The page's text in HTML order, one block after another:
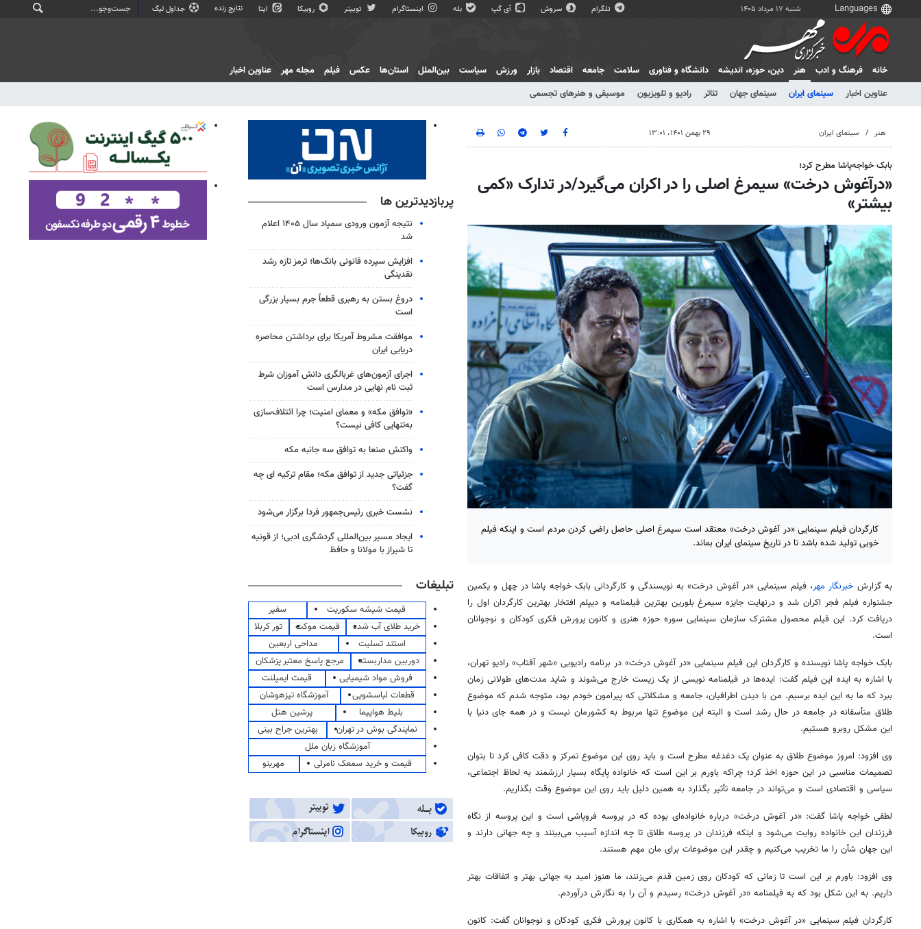
شنبه ۱۷ مرداد ۱۴۰۵ تلگرام سروش آی گپ بله اینستاگرام توییتر روبیکا ایتا نتایج زنده جداول لیگ
خانه فرهنگ و ادب
هنر
عناوین اخبار
سینمای ایران سینمای جهان تئاتر رادیو و تلویزیون موسیقی و هنرهای تجسمی
دين، حوزه، انديشه دانشگاه و فناوری سلامت جامعه اقتصاد بازار ورزش سیاست بین‌الملل استان‌ها عکس فیلم مجله مهر عناوین اخبار
هنر سینمای ایران ۲۹ بهمن ۱۴۰۱، ۱۳:۰۱
بابک خواجه‌پاشا مطرح کرد؛
«درآغوش درخت» سیمرغ اصلی را در اکران می‌گیرد/در تدارک «کمی
بیشتر»
کارگردان فیلم سینمایی «در آغوش درخت» معتقد است سیمرغ اصلی حاصل راضی کردن مردم است و اینکه فیلم
خوبی تولید شده باشد تا در تاریخ سینمای ایران بماند.
به گزارش خبرنگار مهر، فیلم سینمایی «در آغوش درخت» به نویسندگی و کارگردانی بابک خواجه پاشا در چهل و یکمین
جشنواره فیلم فجر اکران شد و درنهایت جایزه سیمرغ بلورین بهترین فیلمنامه و دیپلم افتخار بهترین کارگردان اول را
دریافت کرد. این فیلم محصول مشترک سازمان سینمایی سوره حوزه هنری و کانون پرورش فکری کودکان و نوجوانان
است.
بابک خواجه پاشا نویسنده و کارگردان این فیلم سینمایی «در آغوش درخت» در برنامه رادیویی «شهر آفتاب» رادیو تهران،
با اشاره به ایده این فیلم گفت: ایده‌ها در فیلمنامه نویسی از یک زیست خارج می‌شوند و شاید مدت‌های طولانی زمان
ببرد که ما به این ایده برسیم. من با دیدن اطرافیان، جامعه و مشکلاتی که پیرامون خودم بود، متوجه شدم که موضوع
طلاق متأسفانه در جامعه در حال رشد است و البته این موضوع تنها مربوط به کشورمان نیست و در همه جای دنیا با
این مشکل روبرو هستیم.
وی افزود: امروز موضوع طلاق به عنوان یک دغدغه مطرح است و باید روی این موضوع تمرکز و دقت کافی کرد تا بتوان
تصمیمات مناسبی در این حوزه اخذ کرد؛ چراکه باورم بر این است که خانوادهپایگاه بسیار ارزشمند به لحاظ اجتماعی،
سیاسی و اقتصادی است و می‌تواند در جامعه تأثیر بگذارد به همین دلیل باید روی این موضوع وقت بگذاریم.
لطفیخواجه پاشا گفت: «در آغوش درخت» درباره خانواده‌ای بوده که در پروسه فروپاشی است و اینپروسه از نگاه
فرزندان این خانواده روایت می‌شود و اینکه فرزندان در پروسه طلاق تا چه اندازه آسیب می‌بینند و چه جهانی دارند و
این جهان شأن را ما تخریب می‌کنیم و چقدر این موضوعات برای مان مهم هستند.
وی افزود: باورم بر این است تا زمانی که کودکان روی زمین قدم می‌زنند، ما هنوز امید به جهانی بهتر و اتفاقات بهتر
داریم. به این شکل بود که به فیلمنامه «در آغوش درخت» رسیدم و آن را به نگارش درآوردم.
کارگردان فیلم سینمایی «در آغوش درخت» با اشاره به همکاری با کانون پرورش فکری کودکان و نوجوانان گفت: کانون
پربازدیدترین ها
نتیجه آزمون ورودی سمپاد سال ۱۴۰۵ اعلام
شد
افزایش سپرده قانونی بانک‌ها؛ ترمز تازه رشد
نقدینگی
دروغ بستن به رهبری قطعاً جرم بسیار بزرگی
است
موافقت مشروط آمریکا برای برداشتن محاصره
دریایی ایران
اجرای آزمون‌های غربالگری دانش آموزان شرط
ثبت نام نهایی در مدارس است
«توافق مکه» و معمای امنیت؛ چرا ائتلاف‌سازی
به‌تنهایی کافی نیست؟
واکنش صنعا به توافق سه جانبه مکه
جزئیاتی جدید از توافق مکه؛ مقام ترکیه ای چه
گفت؟
نشست خبری رئیس‌جمهور فردا برگزار می‌شود
ایجاد مسیر بین‌المللی گردشگری ادبی؛ از قونیه
تا شیراز با مولانا و حافظ
تبلیغات
قیمت شیشه سکوریت
سفیر
خرید طلای آب شده
قیمت موکت
تور کربلا
استند تسلیت
مداحی اربعین
دوربین مداربسته
مرجع پاسخ معتبر پزشکان
فروش مواد شیمیایی
قیمت ایمپلنت
قطعات لباسشویی
آموزشگاه تیزهوشان
بلیط هواپیما
پرشین هتل
نمایندگی بوش در تهران
بهترین جراح بینی
آموزشگاه زبان ملل
قیمت و خرید سمعک نامرئی
مهرینو